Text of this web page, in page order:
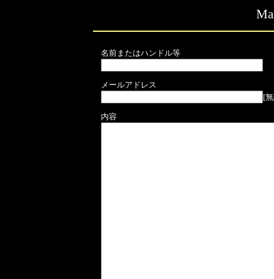
名前またはハンドル等
メールアドレス
[
内容